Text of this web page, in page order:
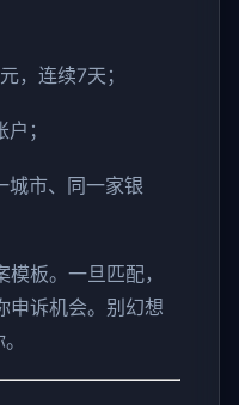
，连续7天；
；
城市、同一家银
板。一旦匹配，
申诉机会。别幻想